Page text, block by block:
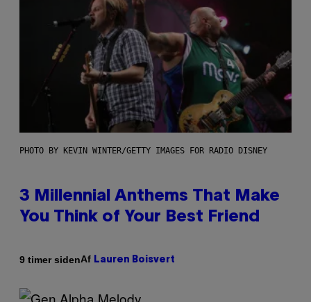
PHOTO BY KEVIN WINTER/GETTY IMAGES FOR RADIO DISNEY
3 Millennial Anthems That Make
You Think of Your Best Friend
9 timer sidenAf Lauren Boisvert